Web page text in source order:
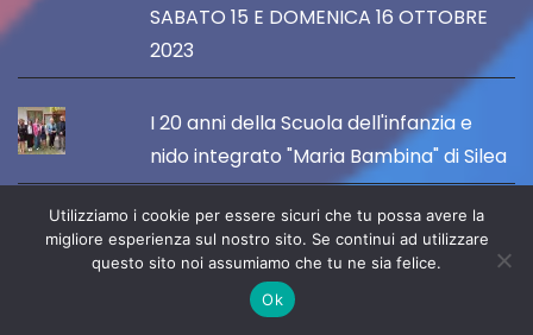
SABATO 15 E DOMENICA 16 OTTOBRE
2023
I 20 anni della Scuola dell'infanzia e
nido integrato "Maria Bambina" di Silea
Il Comune di Silea rinnova la
convenzione con le scuole paritarie,
con un contributo annuo di 105 mila
Utilizziamo i cookie per essere sicuri che tu possa avere la
migliore esperienza sul nostro sito. Se continui ad utilizzare
questo sito noi assumiamo che tu ne sia felice.
Ok